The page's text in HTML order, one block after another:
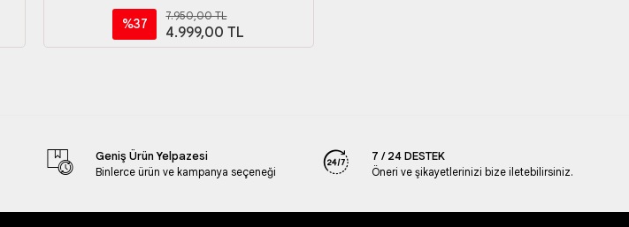
Aydınlatma Büyük Boy
%37
7.950,00 TL
4.999,00 TL
Geniş Ürün Yelpazesi
Binlerce ürün ve kampanya seçeneği
7 / 24 DESTEK
Öneri ve şikayetlerinizi bize iletebilirsiniz.